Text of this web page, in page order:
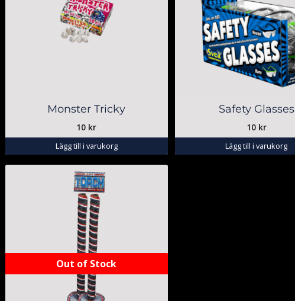
Monster Tricky
10 kr
Lägg till i varukorg
Safety Glasses
10 kr
Lägg till i varukorg
Out of Stock